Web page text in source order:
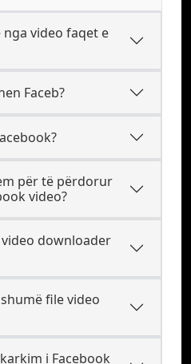
video faqet e
Faceb?
për të përdorur
video?
downloader
file video
i Facebook